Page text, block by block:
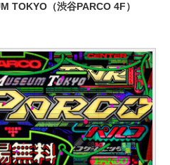
TOKYO（渋谷PARCO 4F）